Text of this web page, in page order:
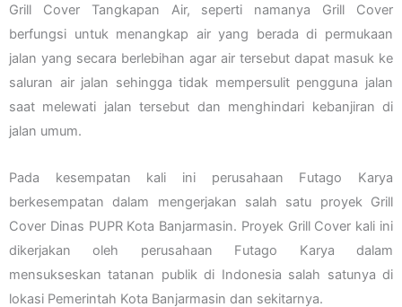
Grill Cover Tangkapan Air, seperti namanya Grill Cover
berfungsi untuk menangkap air yang berada di permukaan
jalan yang secara berlebihan agar air tersebut dapat masuk ke
saluran air jalan sehingga tidak mempersulit pengguna jalan
saat melewati jalan tersebut dan menghindari kebanjiran di
jalan umum.
Pada kesempatan kali ini perusahaan Futago Karya
berkesempatan dalam mengerjakan salah satu proyek Grill
Cover Dinas PUPR Kota Banjarmasin. Proyek Grill Cover kali ini
dikerjakan oleh perusahaan Futago Karya dalam
mensukseskan tatanan publik di Indonesia salah satunya di
lokasi Pemerintah Kota Banjarmasin dan sekitarnya.